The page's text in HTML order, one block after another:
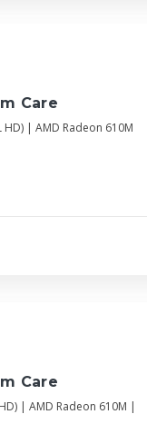
Care
| AMD Radeon 610M
Care
| AMD Radeon 610M |